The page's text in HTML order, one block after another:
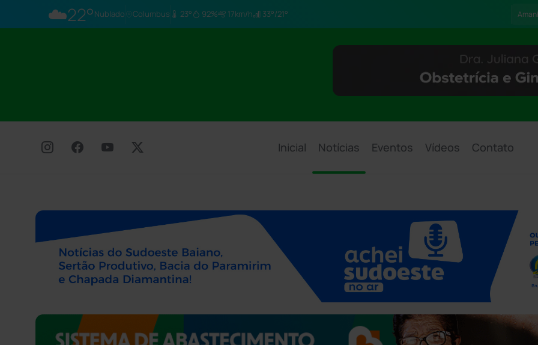
☁️22°Nublado Columbus 23° 92% 17km/h 33°/21°
Inicial Notícias Eventos Vídeos Contato